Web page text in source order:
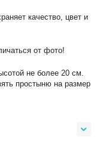
качество, цвет и
от фото!
не более 20 см.
простыню на размер